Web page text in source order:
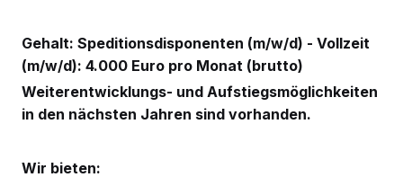
Gehalt: Speditionsdisponenten (m/w/d) - Vollzeit
(m/w/d): 4.000 Euro pro Monat (brutto)
Weiterentwicklungs- und Aufstiegsmöglichkeiten
in den nächsten Jahren sind vorhanden.
Wir bieten: